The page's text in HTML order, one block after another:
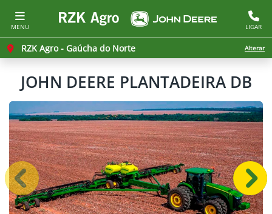
MENU LIGAR
RZK Agro - Gaúcha do Norte Alterar
JOHN DEERE PLANTADEIRA DB
Anterior